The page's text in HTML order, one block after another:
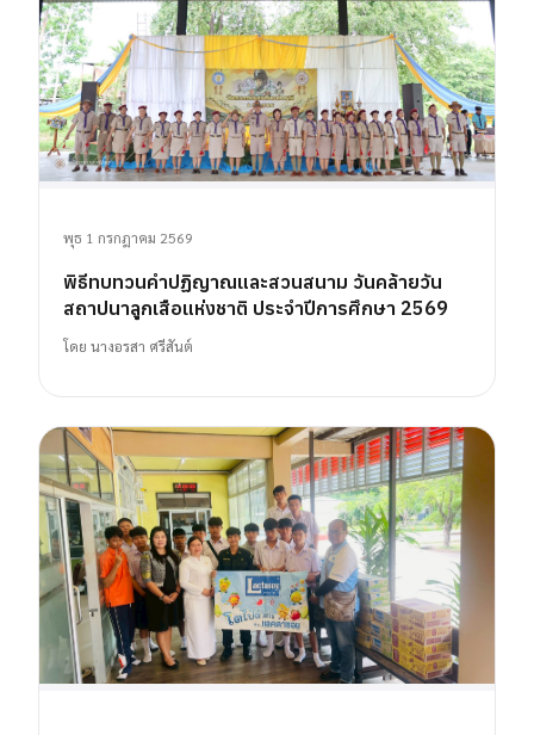
พุธ 1 กรกฎาคม 2569
พิธีทบทวนคำปฏิญาณและสวนสนาม วันคล้ายวัน
สถาปนาลูกเสือแห่งชาติ ประจำปีการศึกษา 2569
โดย นางอรสา ศรีสันต์